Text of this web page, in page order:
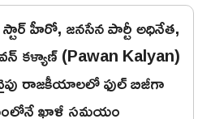
హీరో, జనసేన పార్టీ అధినేత,
కళ్యాణ్ (Pawan Kalyan)
రాజకీయాలలో ఫుల్ బిజీగా
ఖాళీ సమయం